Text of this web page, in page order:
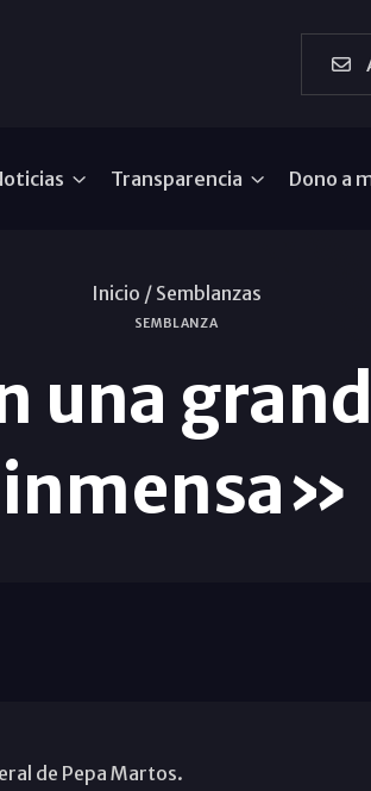
Transparencia Dono a
Inicio / Semblanzas
SEMBLANZA
una
inmensa»
de Pepa Martos.